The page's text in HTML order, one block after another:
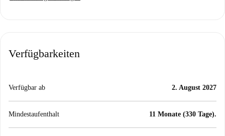
Verfügbarkeiten
Verfügbar ab 2. August 2027
Mindestaufenthalt 11 Monate (330 Tage).